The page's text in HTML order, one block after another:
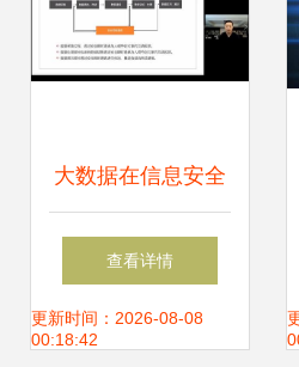
大数据在信息安全
中的深度应用 林皓
董事长的战略洞察
查看详情
更新时间：2026-08-08
00:18:42